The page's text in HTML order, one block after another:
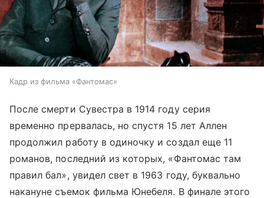
Кадр из фильма «Фантомас»
После смерти Сувестра в 1914 году серия
временно прервалась, но спустя 15 лет Аллен
продолжил работу в одиночку и создал еще 11
романов, последний из которых, «Фантомас там
правил бал», увидел свет в 1963 году, буквально
накануне съемок фильма Юнебеля. В финале этого